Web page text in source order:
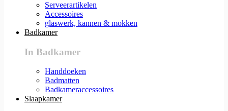
Serveerartikelen
Accessoires
glaswerk, kannen & mokken
Badkamer
In Badkamer
Handdoeken
Badmatten
Badkameraccessoires
Slaapkamer